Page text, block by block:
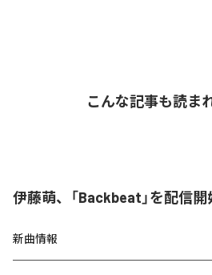
こんな記事も読ま
伊藤萌、「Backbeat」を配信開
新曲情報